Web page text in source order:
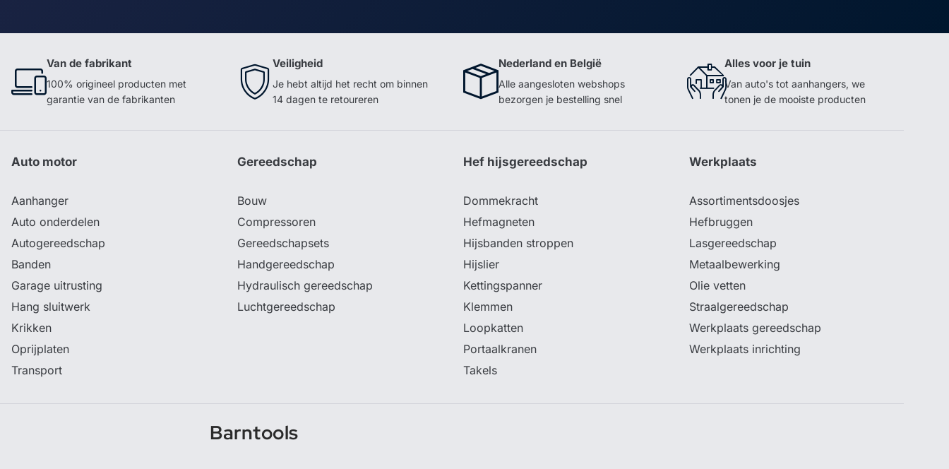
Van de fabrikant
100% origineel producten met
garantie van de fabrikanten
Veiligheid
Je hebt altijd het recht om binnen
14 dagen te retoureren
Nederland en België
Alle aangesloten webshops
bezorgen je bestelling snel
Alles voor je tuin
Van auto's tot aanhangers, we
tonen je de mooiste producten
Auto motor
Aanhanger
Auto onderdelen
Autogereedschap
Banden
Garage uitrusting
Hang sluitwerk
Krikken
Oprijplaten
Transport
Gereedschap
Bouw
Compressoren
Gereedschapsets
Handgereedschap
Hydraulisch gereedschap
Luchtgereedschap
Hef hijsgereedschap
Dommekracht
Hefmagneten
Hijsbanden stroppen
Hijslier
Kettingspanner
Klemmen
Loopkatten
Portaalkranen
Takels
Werkplaats
Assortimentsdoosjes
Hefbruggen
Lasgereedschap
Metaalbewerking
Olie vetten
Straalgereedschap
Werkplaats gereedschap
Werkplaats inrichting
Barntools